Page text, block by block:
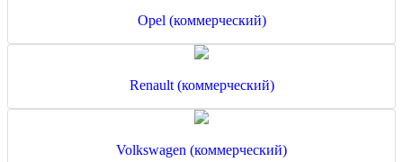
Opel (коммерческий)
Renault (коммерческий)
Volkswagen (коммерческий)